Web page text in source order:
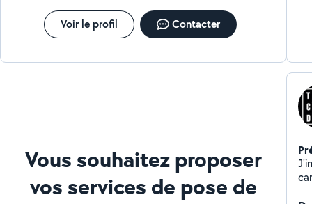
Voir le profil Contacter
Vous souhaitez proposer
vos services de pose de